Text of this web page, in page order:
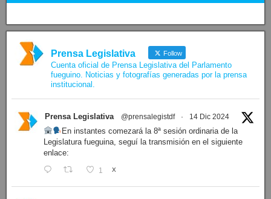
Prensa Legislativa Follow
Cuenta oficial de Prensa Legislativa del Parlamento
fueguino. Noticias y fotografías generadas por la prensa
institucional.
Prensa Legislativa @prensalegistdf · 14 Dic 2024
En instantes comezará la 8ª sesión ordinaria de la
Legislatura fueguina, seguí la transmisión en el siguiente
enlace:
1 X